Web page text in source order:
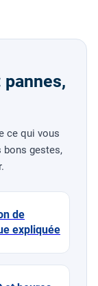
ce qui vous
bons gestes,
de
expliquée